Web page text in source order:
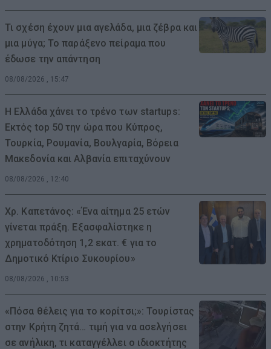
Τι σχέση έχουν μια αγελάδα, μια ζέβρα και
μια μύγα; Το παράξενο πείραμα που
έδωσε την απάντηση
08/08/2026 , 15:47
Η Ελλάδα χάνει το τρένο των startups:
Εκτός top 50 την ώρα που Κύπρος,
Τουρκία, Ρουμανία, Βουλγαρία, Βόρεια
Μακεδονία και Αλβανία επιταχύνουν
08/08/2026 , 12:40
Χρ. Καπετάνος: «Ένα αίτημα 25 ετών
γίνεται πράξη. Εξασφαλίστηκε η
χρηματοδότηση 1,2 εκατ. € για το
Δημοτικό Κτίριο Συκουρίου»
08/08/2026 , 10:53
«Πόσα θέλεις για το κορίτσι;»: Τουρίστας
στην Κρήτη ζητά… τιμή για να ασελγήσει
σε ανήλικη, τι καταγγέλλει ο ιδιοκτήτης